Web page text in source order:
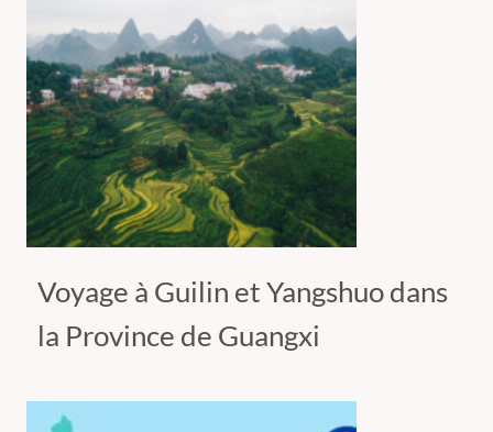
Voyage à Guilin et Yangshuo dans
la Province de Guangxi